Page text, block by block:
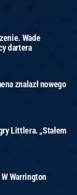
Wade
dartera
znalazł nowego
Littlera. „Stałem
Warrington